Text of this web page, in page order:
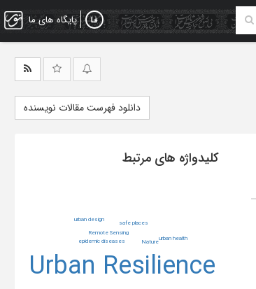
پایگاه های ما
دانلود فهرست مقالات نویسنده
کلیدواژه های مرتبط
Urban Resilience
epidemic diseases Nature
Remote Sensing
safe places
urban design
urban health